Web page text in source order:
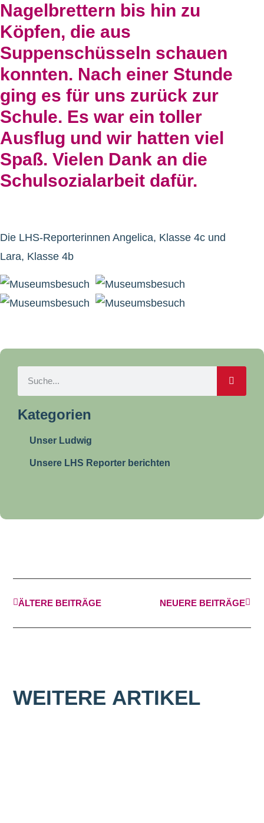
Nagelbrettern bis hin zu
Köpfen, die aus
Suppenschüsseln schauen
konnten. Nach einer Stunde
ging es für uns zurück zur
Schule. Es war ein toller
Ausflug und wir hatten viel
Spaß. Vielen Dank an die
Schulsozialarbeit dafür.
Die LHS-Reporterinnen Angelica, Klasse 4c und
Lara, Klasse 4b
Kategorien
Unser Ludwig
Unsere LHS Reporter berichten
ÄLTERE BEITRÄGE NEUERE BEITRÄGE
WEITERE ARTIKEL